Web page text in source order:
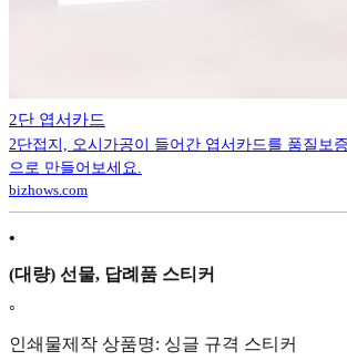
2단 엽서카드
2단접지, 오시가공이 들어간 엽서카드를 품질보
으로 만들어보세요.
bizhows.com
•
(대량) 선물, 답례품 스티커
◦
인쇄물제작 상품명: 싱글 규격 스티커